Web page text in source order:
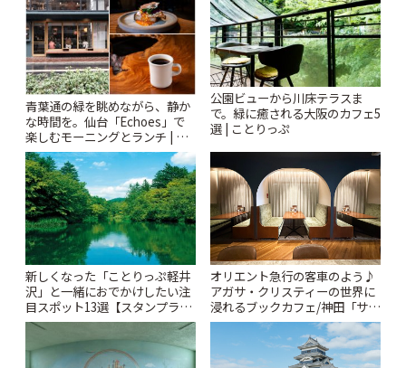
青葉通の緑を眺めながら、静か
な時間を。仙台「Echoes」で
楽しむモーニングとランチ | こ
とりっぷ
公園ビューから川床テラスま
で。緑に癒される大阪のカフェ5
選 | ことりっぷ
新しくなった「ことりっぷ軽井
沢」と一緒におでかけしたい注
目スポット13選【スタンプラリ
ー開催中】 | ことりっぷ
オリエント急行の客車のよう♪
アガサ・クリスティーの世界に
浸れるブックカフェ/神田「サロ
ンクリスティ」 | ことりっぷ